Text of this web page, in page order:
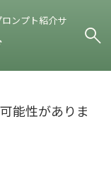
ンプト紹介サ
能性がありま